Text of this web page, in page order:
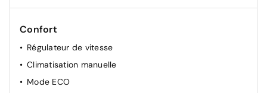
Confort
Régulateur de vitesse
Climatisation manuelle
Mode ECO